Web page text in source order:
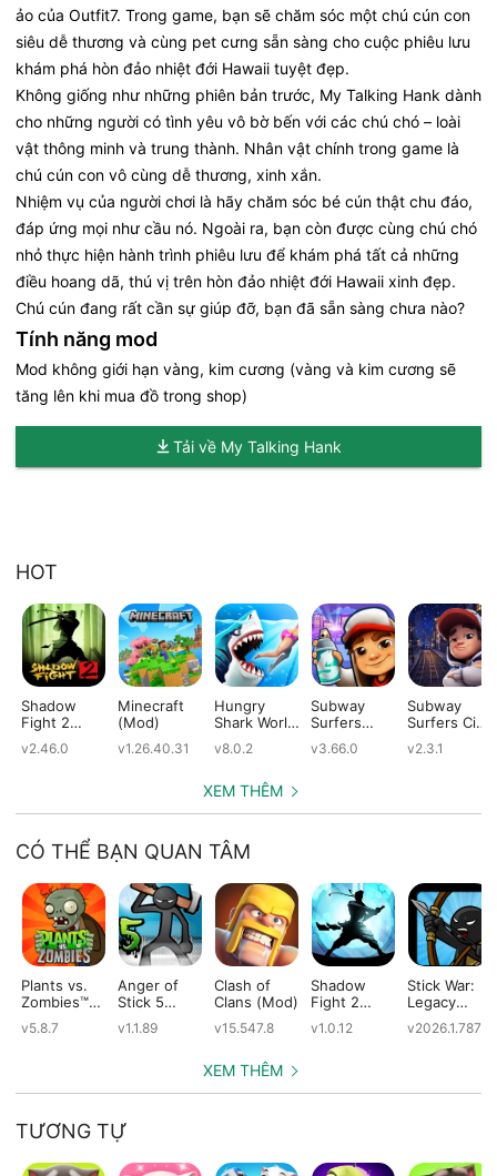
ảo của Outfit7. Trong game, bạn sẽ chăm sóc một chú cún con
siêu dễ thương và cùng pet cưng sẵn sàng cho cuộc phiêu lưu
khám phá hòn đảo nhiệt đới Hawaii tuyệt đẹp.
Không giống như những phiên bản trước, My Talking Hank dành
cho những người có tình yêu vô bờ bến với các chú chó – loài
vật thông minh và trung thành. Nhân vật chính trong game là
chú cún con vô cùng dễ thương, xinh xắn.
Nhiệm vụ của người chơi là hãy chăm sóc bé cún thật chu đáo,
đáp ứng mọi như cầu nó. Ngoài ra, bạn còn được cùng chú chó
nhỏ thực hiện hành trình phiêu lưu để khám phá tất cả những
điều hoang dã, thú vị trên hòn đảo nhiệt đới Hawaii xinh đẹp.
Chú cún đang rất cần sự giúp đỡ, bạn đã sẵn sàng chưa nào?
Tính năng mod
Mod không giới hạn vàng, kim cương (vàng và kim cương sẽ
tăng lên khi mua đồ trong shop)
Tải về My Talking Hank
HOT
Shadow
Fight 2
v2.46.0
Minecraft
(Mod)
v1.26.40.31
Hungry
Shark World
v8.0.2
Subway
Surfers
v3.66.0
Subway
Surfers City
v2.3.1
XEM THÊM
CÓ THỂ BẠN QUAN TÂM
Plants vs.
Zombies™
v5.8.7
Anger of
Stick 5
v1.1.89
Clash of
Clans (Mod)
v15.547.8
Shadow
Fight 2
Edition
v1.0.12
Stick War:
Legacy
v2026.1.787
XEM THÊM
TƯƠNG TỰ